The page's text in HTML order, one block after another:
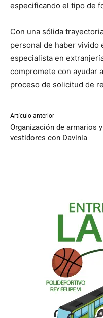
especificando el tipo de
Con una sólida
personal de haber vivido
especialista en
compromete con ayudar
proceso de solicitud de
Artículo anterior
Organización de armarios y
vestidores con Davinia